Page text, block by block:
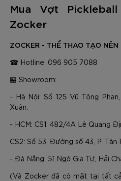
Mua Vợt
Zocker
ZOCKER - THỂ THAO TẠO NÊN
☎ Hotline: 096 905 7088
🏪 Showroom:
- Hà Nội: Số 125 Vũ Tông
Xuân.
- HCM: CS1: 482/4A Lê Quang
CS2: Số 53, Đường số 43, P. Tân
- Đà Nẵng: 51 Ngô Gia Tự, Hải
(Và Zocker đã có mặt tại tất